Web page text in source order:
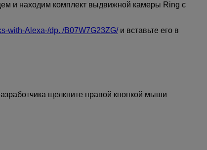
и находим комплект выдвижной камеры Ring с
with-Alexa-/dp. /B07W7G23ZG/ и вставьте его в
щелкните правой кнопкой мыши